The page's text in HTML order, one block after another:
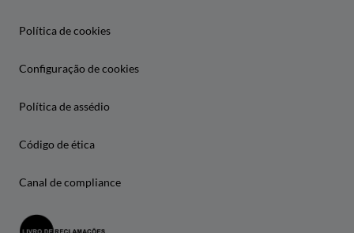
Política de cookies
Configuração de cookies
Política de assédio
Código de ética
Canal de compliance